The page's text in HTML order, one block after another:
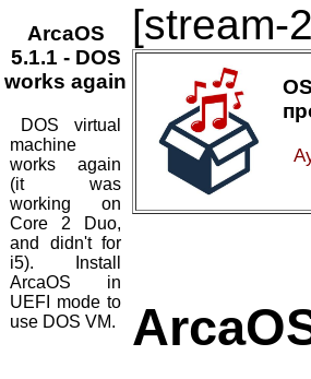
ArcaOS
5.1.1 - DOS
works again
DOS virtual
machine
works again
(it was
working on
Core 2 Duo,
and didn't for
i5). Install
ArcaOS in
UEFI mode to
use DOS VM.
[stream-